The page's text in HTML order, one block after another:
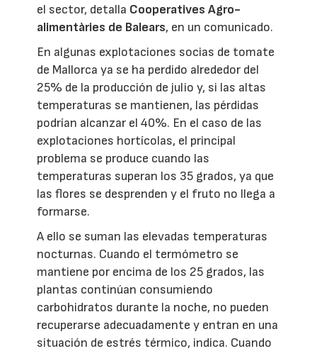
el sector, detalla Cooperatives Agro-
alimentàries de Balears, en un comunicado.
En algunas explotaciones socias de tomate
de Mallorca ya se ha perdido alrededor del
25% de la producción de julio y, si las altas
temperaturas se mantienen, las pérdidas
podrían alcanzar el 40%. En el caso de las
explotaciones hortícolas, el principal
problema se produce cuando las
temperaturas superan los 35 grados, ya que
las flores se desprenden y el fruto no llega a
formarse.
A ello se suman las elevadas temperaturas
nocturnas. Cuando el termómetro se
mantiene por encima de los 25 grados, las
plantas continúan consumiendo
carbohidratos durante la noche, no pueden
recuperarse adecuadamente y entran en una
situación de estrés térmico, indica. Cuando